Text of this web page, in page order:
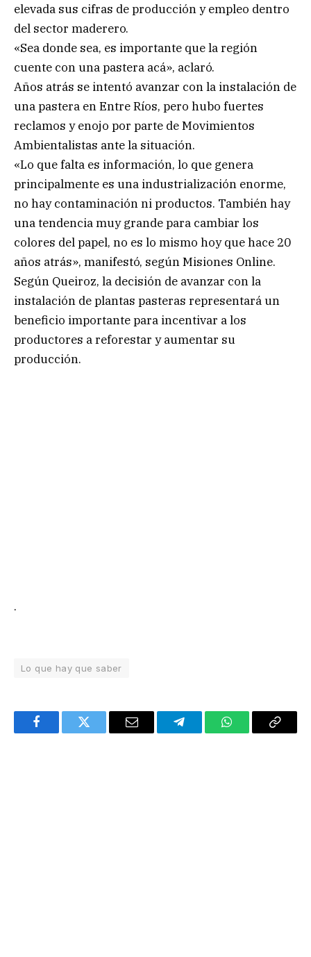
elevada sus cifras de producción y empleo dentro
del sector maderero.
«Sea donde sea, es importante que la región
cuente con una pastera acá», aclaró.
Años atrás se intentó avanzar con la instalación de
una pastera en Entre Ríos, pero hubo fuertes
reclamos y enojo por parte de Movimientos
Ambientalistas ante la situación.
«Lo que falta es información, lo que genera
principalmente es una industrialización enorme,
no hay contaminación ni productos. También hay
una tendencia muy grande para cambiar los
colores del papel, no es lo mismo hoy que hace 20
años atrás», manifestó, según Misiones Online.
Según Queiroz, la decisión de avanzar con la
instalación de plantas pasteras representará un
beneficio importante para incentivar a los
productores a reforestar y aumentar su
producción.
.
Lo que hay que saber
FacebookTwitter Email TelegramWhatsAppCopy